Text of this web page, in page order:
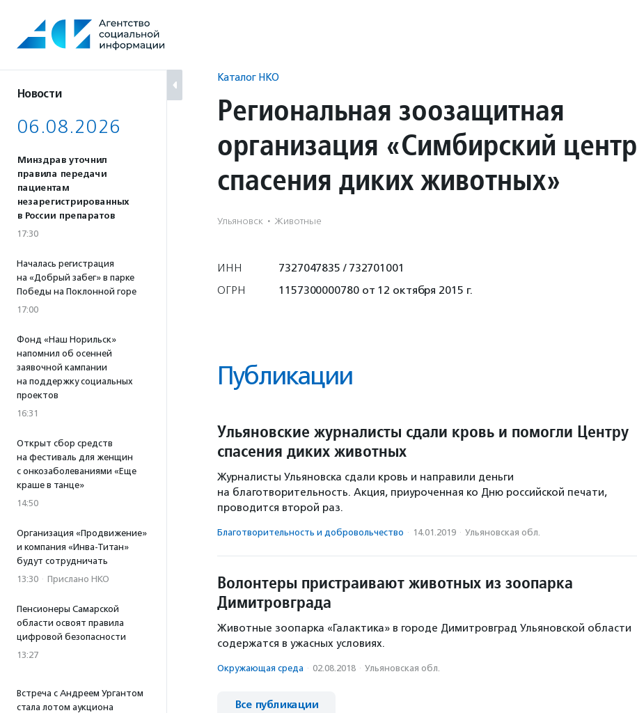
содержанию
Новости
06.08.2026
Минздрав уточнил
правила передачи
пациентам
незарегистрированных
в России препаратов
17:30
Началась регистрация
на «Добрый забег» в парке
Победы на Поклонной горе
17:00
Фонд «Наш Норильск»
напомнил об осенней
заявочной кампании
на поддержку социальных
проектов
16:31
Открыт сбор средств
на фестиваль для женщин
с онкозаболеваниями «Еще
краше в танце»
14:50
Организация «Продвижение»
и компания «Инва-Титан»
будут сотрудничать
13:30 · Прислано НКО
Пенсионеры Самарской
области освоят правила
цифровой безопасности
13:27
Встреча с Андреем Ургантом
стала лотом аукциона
Каталог НКО
Региональная зоозащитная
организация «Симбирский центр
спасения диких животных»
Ульяновск · Животные
ИНН
7327047835 / 732701001
ОГРН
1157300000780 от 12 октября 2015 г.
Публикации
Ульяновские журналисты сдали кровь и помогли Центру
спасения диких животных
Журналисты Ульяновска сдали кровь и направили деньги
на благотворительность. Акция, приуроченная ко Дню российской печати,
проводится второй раз.
Благотвори­тель­ность и доброволь­чест­во · 14.01.2019 · Ульяновская обл.
Волонтеры пристраивают животных из зоопарка
Димитровграда
Животные зоопарка «Галактика» в городе Димитровград Ульяновской области
содержатся в ужасных условиях.
Окружающая среда · 02.08.2018 · Ульяновская обл.
Все публикации